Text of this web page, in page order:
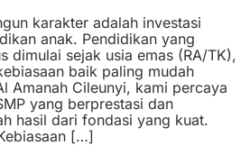
karakter adalah investasi
anak. Pendidikan yang
dimulai sejak usia emas (RA/TK),
baik paling mudah
Amanah Cileunyi, kami percaya
yang berprestasi dan
hasil dari fondasi yang kuat.
[…]